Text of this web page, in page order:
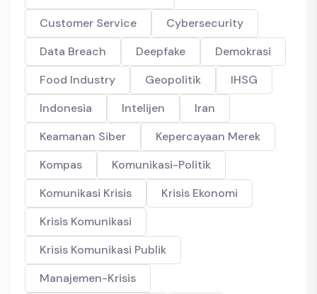
Customer Service
Cybersecurity
Data Breach
Deepfake
Demokrasi
Food Industry
Geopolitik
IHSG
Indonesia
Intelijen
Iran
Keamanan Siber
Kepercayaan Merek
Kompas
Komunikasi-Politik
Komunikasi Krisis
Krisis Ekonomi
Krisis Komunikasi
Krisis Komunikasi Publik
Manajemen-Krisis